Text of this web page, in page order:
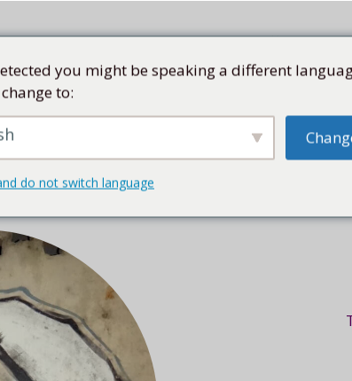
SAMMLUNG KÜNSTLER KUBA
STREETART
you might be speaking a different
to:
do not switch language